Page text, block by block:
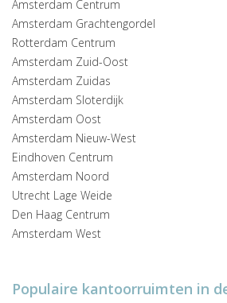
Amsterdam Centrum
Amsterdam Grachtengordel
Rotterdam Centrum
Amsterdam Zuid-Oost
Amsterdam Zuidas
Amsterdam Sloterdijk
Amsterdam Oost
Amsterdam Nieuw-West
Eindhoven Centrum
Amsterdam Noord
Utrecht Lage Weide
Den Haag Centrum
Amsterdam West
Populaire kantoorruimten in